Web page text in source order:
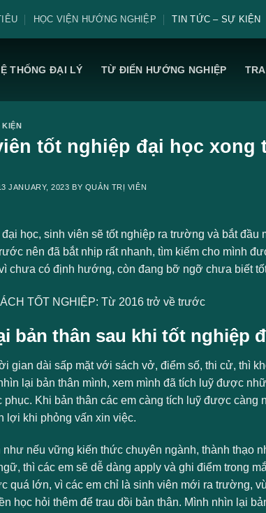
HỌC VIỆN HƯỚNG NGHIỆP TIN TỨC – SỰ KIỆN
THỐNG ĐẠI LÝ TỪ ĐIỂN HƯỚNG NGHIỆP
KIỆN
tốt nghiệp đại học xong
JANUARY, 2023 BY QUẢN TRỊ VIÊN
đại học, sinh viên sẽ tốt nghiệp ra trường và bắt
nên đã bắt nhịp rất nhanh, tìm kiếm cho mình
chưa có định hướng, còn đang bỡ ngỡ chưa biết
bản thân sau khi tốt nghiệp
gian dài sấp mặt với sách vở, điểm số, thi cử, thì
lại bản thân mình, xem mình đã tích luỹ được
phục. Khi bản thân các em càng tích luỹ được càng
lợi khi phỏng vấn xin việc.
như nếu vững kiến thức chuyên ngành, thành thạo
thì các em sẽ dễ dàng apply và ghi điểm trong
quá lớn, vì các em chỉ là sinh viên mới ra trường,
học hỏi thêm để trau dồi bản thân. Mình nhìn lại